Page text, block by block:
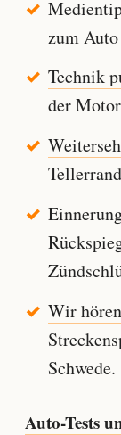
zum Auto
Technik
der
Wir
Schwede.
Auto-Tests